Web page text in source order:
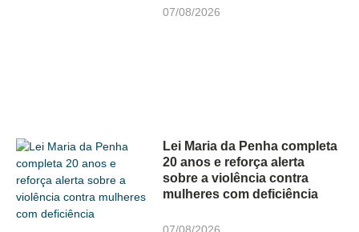
07/08/2026
Lei Maria da Penha completa
20 anos e reforça alerta
sobre a violência contra
mulheres com deficiência
07/08/2026